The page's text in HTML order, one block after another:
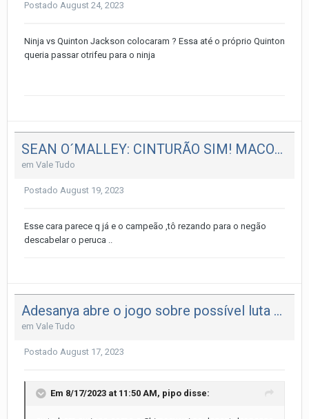
Postado August 24, 2023
Ninja vs Quinton Jackson colocaram ? Essa até o próprio Quinton
queria passar otrifeu para o ninja
SEAN O´MALLEY: CINTURÃO SIM! MACONHA E FAIXA-PRETA NÃO.
em Vale Tudo
Postado August 19, 2023
Esse cara parece q já e o campeão ,tô rezando para o negão
descabelar o peruca ..
Adesanya abre o jogo sobre possível luta pelo cinturão UFC contra Chimaev
em Vale Tudo
Postado August 17, 2023
Em 8/17/2023 at 11:50 AM, pipo disse: